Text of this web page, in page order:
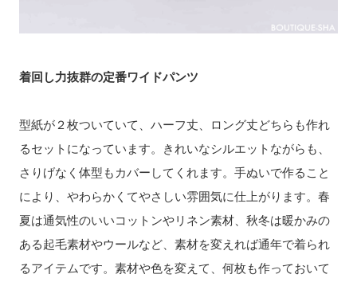
着回し力抜群の定番ワイドパンツ
型紙が２枚ついていて、ハーフ丈、ロング丈どちらも作れ
るセットになっています。きれいなシルエットながらも、
さりげなく体型もカバーしてくれます。手ぬいで作ること
により、やわらかくてやさしい雰囲気に仕上がります。春
夏は通気性のいいコットンやリネン素材、秋冬は暖かみの
ある起毛素材やウールなど、素材を変えれば通年で着られ
るアイテムです。素材や色を変えて、何枚も作っておいて